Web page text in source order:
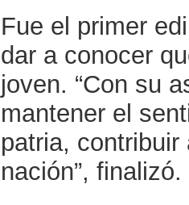
Fue el primer
dar a conocer
joven. “Con su
mantener el
patria,
nación”, finalizó.